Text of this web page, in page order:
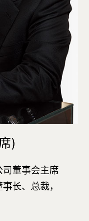
)
董事会主席
长、总裁，